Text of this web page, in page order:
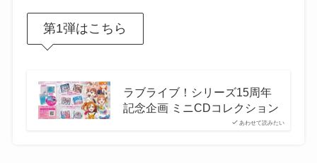
第1弾はこちら
あわせて読みたい
ラブライブ！シリーズ15周年
記念企画 ミニCDコレクション